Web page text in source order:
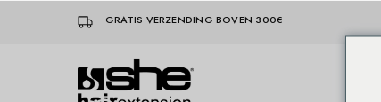
GRATIS VERZENDING BOVEN 300€
She-
Socap